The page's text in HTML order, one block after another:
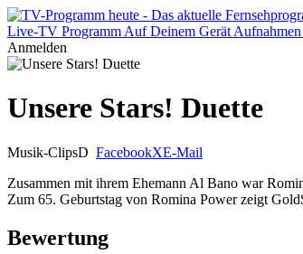
Live-TV Programm Auf Deinem Gerät Aufnahmen
Anmelden
Unsere Stars! Duette
Musik-ClipsD FacebookXE-Mail
Zusammen mit ihrem Ehemann Al Bano war
Zum 65. Geburtstag von Romina Power zeigt
Bewertung